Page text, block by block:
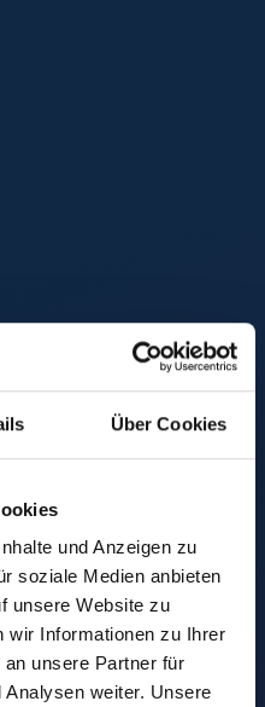
Über Cookies
und Anzeigen zu
soziale Medien anbieten
unsere Website zu
wir Informationen zu Ihrer
unsere Partner für
weiter. Unsere